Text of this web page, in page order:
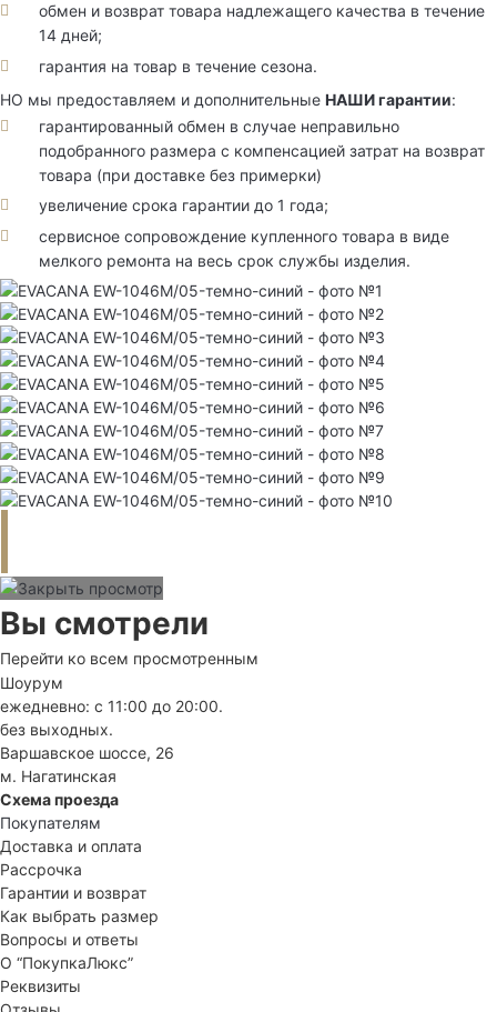
обмен и возврат товара надлежащего качества в течение
14 дней;
гарантия на товар в течение сезона.
НО мы предоставляем и дополнительные НАШИ гарантии:
гарантированный обмен в случае неправильно
подобранного размера с компенсацией затрат на возврат
товара (при доставке без примерки)
увеличение срока гарантии до 1 года;
сервисное сопровождение купленного товара в виде
мелкого ремонта на весь срок службы изделия.
Вы смотрели
Перейти ко всем просмотренным
Шоурум
ежедневно: с 11:00 до 20:00.
без выходных.
Варшавское шоссе, 26
м. Нагатинская
Схема проезда
Покупателям
Доставка и оплата
Рассрочка
Гарантии и возврат
Как выбрать размер
Вопросы и ответы
О “ПокупкаЛюкс”
Реквизиты